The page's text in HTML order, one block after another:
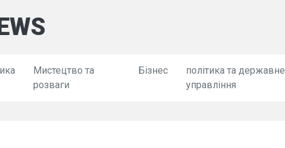
Мистецтво та
розваги
Бізнес
політика та державне
управління